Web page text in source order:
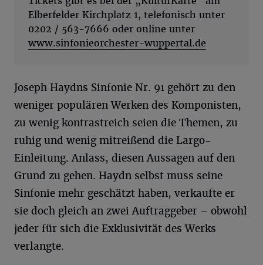
Elberfelder Kirchplatz 1, telefonisch unter
0202 / 563-7666 oder online unter
www.sinfonieorchester-wuppertal.de
Joseph Haydns Sinfonie Nr. 91 gehört zu den
weniger populären Werken des Komponisten,
zu wenig kontrastreich seien die Themen, zu
ruhig und wenig mitreißend die Largo-
Einleitung. Anlass, diesen Aussagen auf den
Grund zu gehen. Haydn selbst muss seine
Sinfonie mehr geschätzt haben, verkaufte er
sie doch gleich an zwei Auftraggeber – obwohl
jeder für sich die Exklusivität des Werks
verlangte.